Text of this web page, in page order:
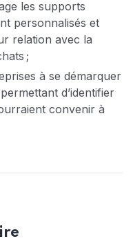
les supports
personnalisés et
relation avec la
;
à se démarquer
d’identifier
convenir à